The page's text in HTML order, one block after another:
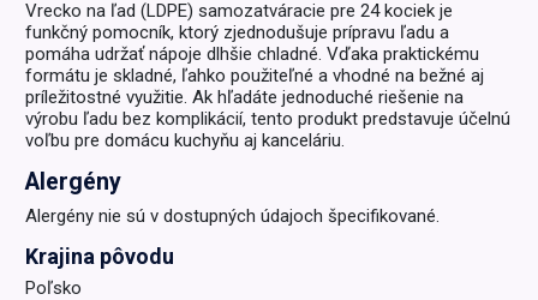
Vrecko na ľad (LDPE) samozatváracie pre 24 kociek je
funkčný pomocník, ktorý zjednodušuje prípravu ľadu a
pomáha udržať nápoje dlhšie chladné. Vďaka praktickému
formátu je skladné, ľahko použiteľné a vhodné na bežné aj
príležitostné využitie. Ak hľadáte jednoduché riešenie na
výrobu ľadu bez komplikácií, tento produkt predstavuje účelnú
voľbu pre domácu kuchyňu aj kanceláriu.
Alergény
Alergény nie sú v dostupných údajoch špecifikované.
Krajina pôvodu
Poľsko